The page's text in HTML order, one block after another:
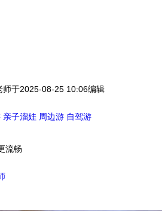
师于2025-08-25 10:06编辑
亲子溜娃 周边游 自驾游
流畅